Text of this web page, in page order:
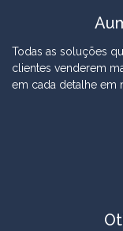
Todas as soluções
clientes venderem
em cada detalhe em